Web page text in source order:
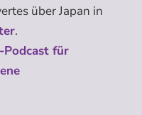
über Japan in
.
Podcast für